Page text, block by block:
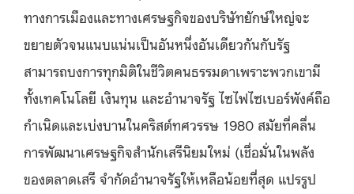
ทางการเมืองและทางเศรษฐกิจของบริษัทยักษ์ใหญ่จะ
ขยายตัวจนแนบแน่นเป็นอันหนึ่งอันเดียวกันกับรัฐ
สามารถบงการทุกมิติในชีวิตคนธรรมดาเพราะพวกเขามี
ทั้งเทคโนโลยี เงินทุน และอำนาจรัฐ ไซไฟไซเบอร์พังค์ถือ
กำเนิดและเบ่งบานในคริสต์ทศวรรษ 1980 สมัยที่คลื่น
การพัฒนาเศรษฐกิจสำนักเสรีนิยมใหม่ (เชื่อมั่นในพลัง
ของตลาดเสรี จำกัดอำนาจรัฐให้เหลือน้อยที่สุด แปรรูป